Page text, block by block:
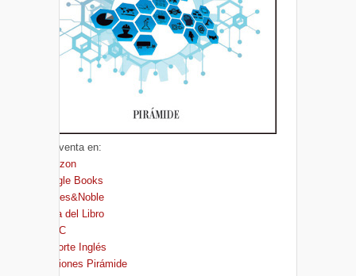
A la venta en:
Amazon
Google Books
Barnes&Noble
Casa del Libro
FNAC
El Corte Inglés
Ediciones Pirámide